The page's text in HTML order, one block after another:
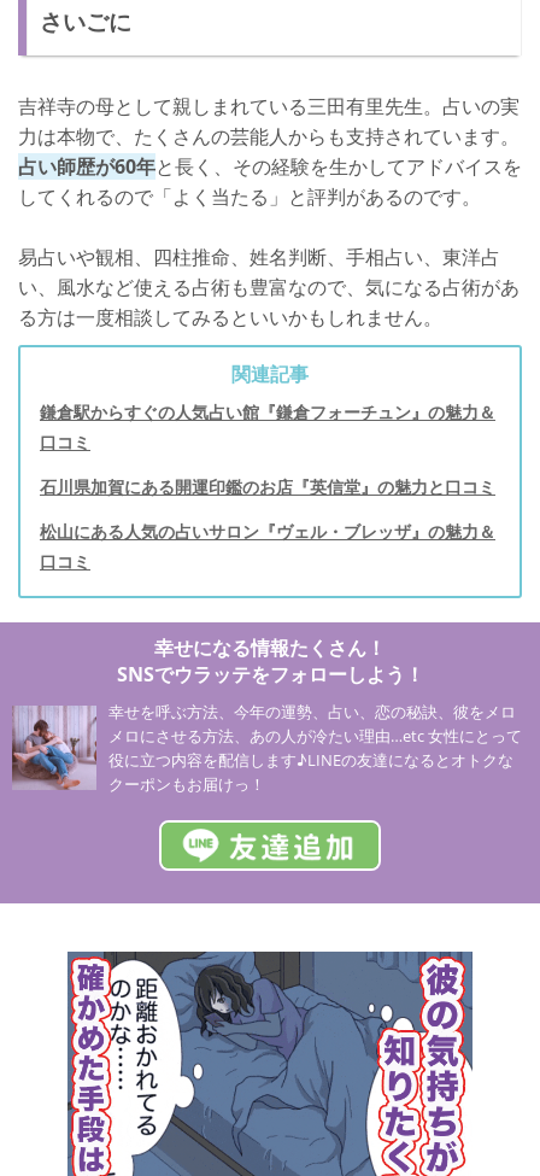
さいごに
吉祥寺の母として親しまれている三田有里先生。占いの実
力は本物で、たくさんの芸能人からも支持されています。
占い師歴が60年と長く、その経験を生かしてアドバイスを
してくれるので「よく当たる」と評判があるのです。
易占いや観相、四柱推命、姓名判断、手相占い、東洋占
い、風水など使える占術も豊富なので、気になる占術があ
る方は一度相談してみるといいかもしれません。
関連記事
鎌倉駅からすぐの人気占い館『鎌倉フォーチュン』の魅力＆
口コミ
石川県加賀にある開運印鑑のお店『英信堂』の魅力と口コミ
松山にある人気の占いサロン『ヴェル・ブレッザ』の魅力＆
口コミ
幸せになる情報たくさん！
SNSでウラッテをフォローしよう！
幸せを呼ぶ方法、今年の運勢、占い、恋の秘訣、彼をメロ
メロにさせる方法、あの人が冷たい理由…etc 女性にとって
役に立つ内容を配信します♪LINEの友達になるとオトクな
クーポンもお届けっ！